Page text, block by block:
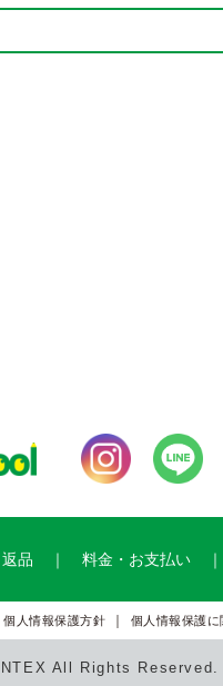
品 料金・お支払い
個人情報保護方針 個人情報保護
All Rights Reserved.